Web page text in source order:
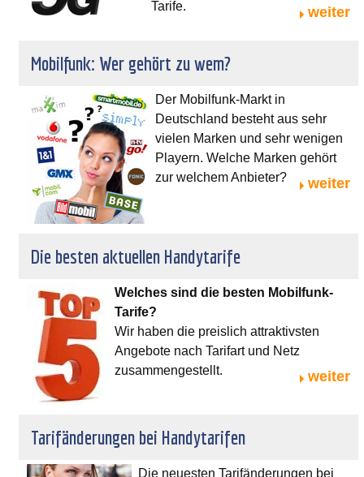
Tarife.
weiter
Mobilfunk: Wer gehört zu wem?
Der Mobilfunk-Markt in
Deutschland besteht aus sehr
vielen Marken und sehr wenigen
Playern. Welche Marken gehört
zur welchem Anbieter?
weiter
Die besten aktuellen Handytarife
Welches sind die besten Mobilfunk-
Tarife?
Wir haben die preislich attraktivsten
Angebote nach Tarifart und Netz
zusammengestellt.
weiter
Tarifänderungen bei Handytarifen
Die neuesten Tarifänderungen bei